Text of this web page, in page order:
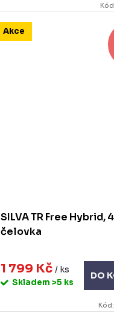
Akce
SILVA TR Free Hybrid,
čelovka
1 799 Kč / ks
Skladem >5 ks
DO
Kód: